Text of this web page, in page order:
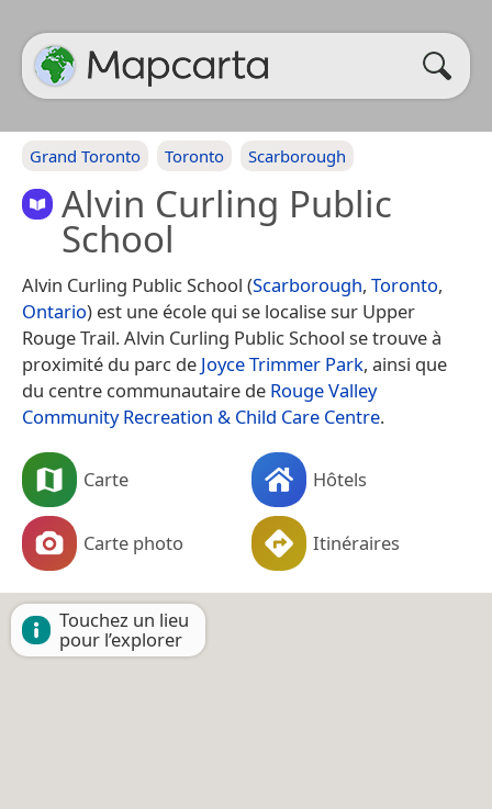
Grand Toronto Toronto Scarborough
Alvin Curling Public
School
Alvin Curling Public School (Scarborough, Toronto,
Ontario) est une école qui se localise sur Upper
Rouge Trail. Alvin Curling Public School se trouve à
proximité du parc de Joyce Trimmer Park, ainsi que
du centre communautaire de Rouge Valley
Community Recreation & Child Care Centre.
Carte Hôtels
Carte photo Itinéraires
Touchez un lieu
pour l’explorer